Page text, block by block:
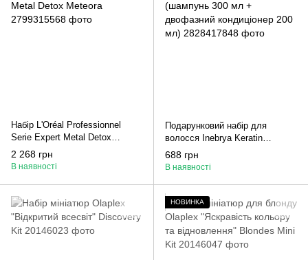
Набір L'Oréal Professionnel
Serie Expert Metal Detox
Meteora
2 268 грн
В наявності
Подарунковий набір для
волосся Inebrya Keratin
(шампунь 300 мл + двофазний
кондиціонер 200 мл)
688 грн
В наявності
НОВИНКА